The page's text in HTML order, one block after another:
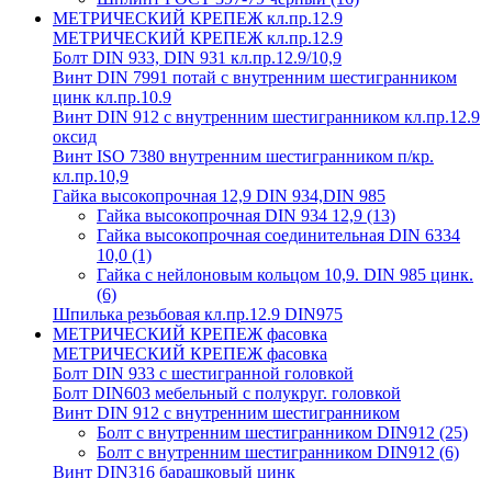
МЕТРИЧЕСКИЙ КРЕПЕЖ кл.пр.12.9
МЕТРИЧЕСКИЙ КРЕПЕЖ кл.пр.12.9
Болт DIN 933, DIN 931 кл.пр.12.9/10,9
Винт DIN 7991 потай с внутренним шестигранником
цинк кл.пр.10.9
Винт DIN 912 с внутренним шестигранником кл.пр.12.9
оксид
Винт ISO 7380 внутренним шестигранником п/кр.
кл.пр.10,9
Гайка высокопрочная 12,9 DIN 934,DIN 985
Гайка высокопрочная DIN 934 12,9 (13)
Гайка высокопрочная соединительная DIN 6334
10,0 (1)
Гайка с нейлоновым кольцом 10,9. DIN 985 цинк.
(6)
Шпилька резьбовая кл.пр.12.9 DIN975
МЕТРИЧЕСКИЙ КРЕПЕЖ фасовка
МЕТРИЧЕСКИЙ КРЕПЕЖ фасовка
Болт DIN 933 с шестигранной головкой
Болт DIN603 мебельный с полукруг. головкой
Винт DIN 912 с внутренним шестигранником
Болт с внутренним шестигранником DIN912 (25)
Болт с внутренним шестигранником DIN912 (6)
Винт DIN316 барашковый цинк